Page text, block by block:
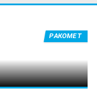
РАКОМЕТ